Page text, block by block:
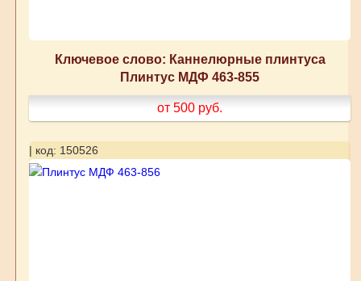
Ключевое слово: Каннелюрные плинтуса
Плинтус МДФ 463-855
от 500 руб.
| код: 150526